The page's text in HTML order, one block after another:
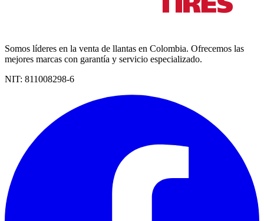
Somos líderes en la venta de llantas en Colombia. Ofrecemos las
mejores marcas con garantía y servicio especializado.
NIT: 811008298-6